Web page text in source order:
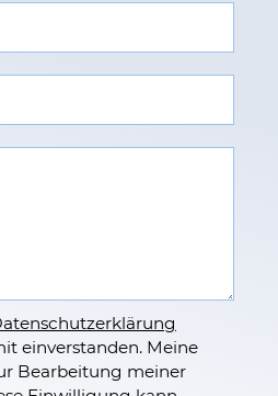
einverstanden. Meine
Bearbeitung meiner